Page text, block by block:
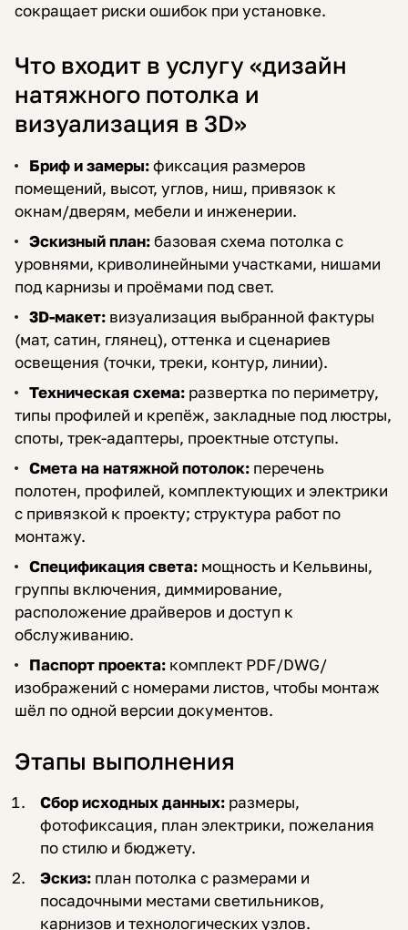
сокращает риски ошибок при установке.
Что входит в услугу «дизайн
натяжного потолка и
визуализация в 3D»
Бриф и замеры:фиксация размеров
помещений, высот, углов, ниш, привязок к
окнам/дверям, мебели и инженерии.
Эскизный план:базовая схема потолка с
уровнями, криволинейными участками, нишами
под карнизы и проёмами под свет.
3D-макет: визуализация выбранной фактуры
(мат, сатин, глянец), оттенка и сценариев
освещения (точки, треки, контур, линии).
Техническая схема: развертка по периметру,
типы профилей и крепёж, закладные под люстры,
споты, трек-адаптеры, проектные отступы.
Смета на натяжной потолок: перечень
полотен, профилей, комплектующих и электрики
с привязкой к проекту; структура работ по
монтажу.
Спецификация света: мощность и Кельвины,
группы включения, диммирование,
расположение драйверов и доступ к
обслуживанию.
Паспорт проекта: комплект PDF/DWG/
изображений с номерами листов, чтобы монтаж
шёл по одной версии документов.
Этапы выполнения
Сбор исходных данных: размеры,
фотофиксация, план электрики, пожелания
по стилю и бюджету.
Эскиз: план потолка с размерами и
посадочными местами светильников,
карнизов и технологических узлов.